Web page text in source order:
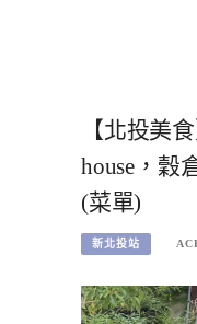
【北投美
house，穀
(菜單)
新北投站